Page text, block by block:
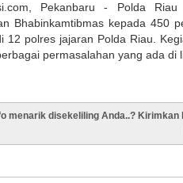
Pekanbaru - Polda
Bhabinkamtibmas kepada 450
12 polres jajaran Polda Riau.
permasalahan yang ada di
menarik disekeliling Anda..? Kirimkan